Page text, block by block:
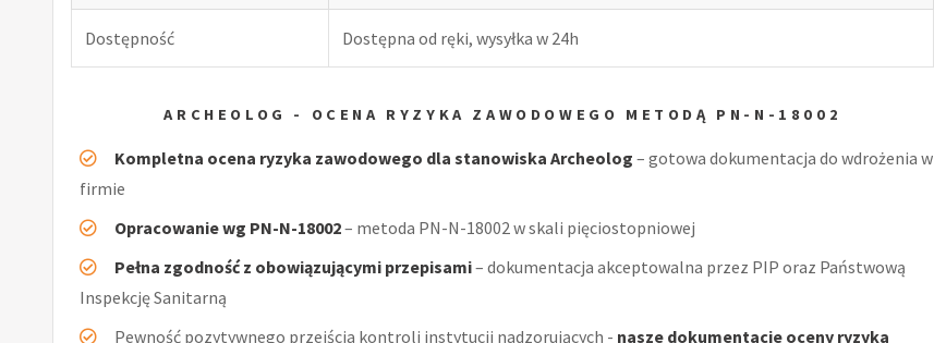
Dostępność Dostępna od ręki, wysyłka w 24h
ARCHEOLOG - OCENA RYZYKA ZAWODOWEGO METODĄ PN-N-18002
Kompletna ocena ryzyka zawodowego dla stanowiska Archeolog – gotowa dokumentacja do wdrożenia w
firmie
Opracowanie wg PN-N-18002– metoda PN-N-18002 w skali pięciostopniowej
Pełna zgodność z obowiązującymi przepisami– dokumentacja akceptowalna przez PIP oraz Państwową
Inspekcję Sanitarną
Pewność pozytywnego przejścia kontroli instytucji nadzorujących - nasze dokumentacje oceny ryzyka